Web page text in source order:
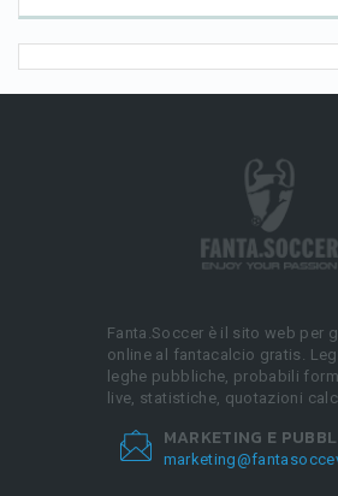
Fanta.Soccer è il sito web per
online al fantacalcio gratis.
leghe pubbliche, probabili
live, statistiche, quotazioni
MARKETING E